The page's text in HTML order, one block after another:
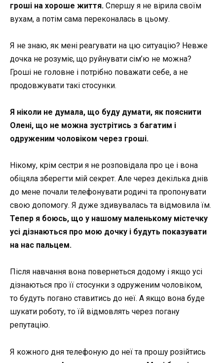
гроші на хороше життя. Спершу я не вірила своїм
вухам, а потім сама переконалась в цьому.
Я не знаю, як мені реагувати на цю ситуацію? Невже
дочка не розуміє, що руйнувати сім’ю не можна?
Гроші не головне і потрібно поважати себе, а не
продовжувати такі стосунки.
Я ніколи не думала, що буду думати, як пояснити
Олені, що не можна зустрітись з багатим і
одруженим чоловіком через гроші.
Нікому, крім сестри я не розповідала про це і вона
обіцяла зберегти мій секрет. Але через декілька днів
до мене почали телефонувати родичі та пропонувати
свою допомогу. Я дуже здивувалась та відмовила їм.
Тепер я боюсь, що у нашому маленькому містечку
усі дізнаються про мою дочку і будуть показувати
на нас пальцем.
Після навчання вона повернеться додому і якщо усі
дізнаються про її стосунки з одруженим чоловіком,
то будуть погано ставитись до неї. А якщо вона буде
шукати роботу, то їй відмовлять через погану
репутацію.
Я кожного дня телефоную до неї та прошу розійтись